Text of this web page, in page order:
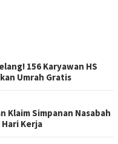
156 Karyawan HS
Umrah Gratis
Klaim Simpanan Nasabah
Hari Kerja